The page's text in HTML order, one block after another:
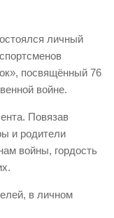
личный
посвящённый 76
войне.
Повязав
и родители
войны, гордость
в личном